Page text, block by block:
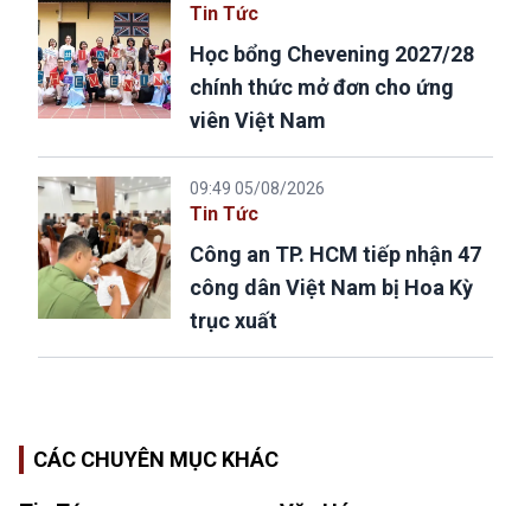
Tin Tức
Học bổng Chevening 2027/28
chính thức mở đơn cho ứng
viên Việt Nam
09:49 05/08/2026
Tin Tức
Công an TP. HCM tiếp nhận 47
công dân Việt Nam bị Hoa Kỳ
trục xuất
CÁC CHUYÊN MỤC KHÁC